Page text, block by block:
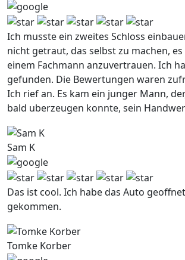
Ich musste ein zweites Schloss
nicht getraut, das selbst zu machen, es
einem Fachmann anzuvertrauen. Ich
gefunden. Die Bewertungen waren
Ich rief an. Es kam ein junger Mann,
bald uberzeugen konnte, sein
Sam K
Das ist cool. Ich habe das Auto
gekommen.
Tomke Korber